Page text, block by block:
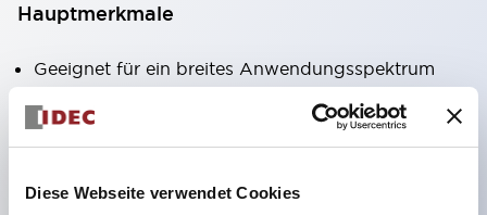
Diese Webseite verwendet Cookies
Hauptmerkmale
Geeignet für ein breites Anwendungsspektrum
von der Konsumelektronik bis zum FA-Bereich
LED-Beleuchtungseinheit mit integriertem
LED-Lampenkörper